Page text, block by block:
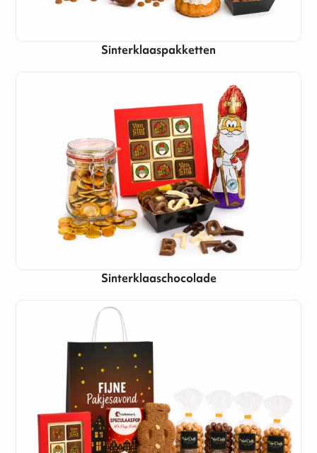
Sinterklaaspakketten
Sinterklaaschocolade